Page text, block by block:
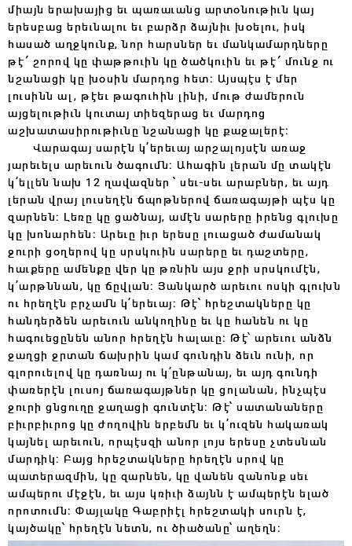
միայն երախայից եւ պառաւանց արտօնութիւն կայ
երեսբաց երեւնալու եւ բարձր ձայնիւ խօելու, իսկ
հասած աղջկունք, նոր հարսներ եւ մանկամարդները
թէ ՛ շորով կը փաթթուին կը ծածկուին եւ թէ ՛ մունջ ու
նշանացի կը խօսին մարդոց հետ։ Այսպէս է մեր
լուսինն ալ, թէեւ թագուհին լինի, մութ ժամերուն
այցելութիւն կուտայ տիեզերաց եւ մարդոց
աշխատասիրութիւնը նշանացի կը քաջալերէ։
Վարագայ սարէն կ՚երեւայ արշալոյսէն առաջ
յարեւելս արեւուն ծագումն։ Ահագին լերան մը տակէն
կ՚ելլեն նախ 12 ղավազներ ՝ սեւ-սեւ արաբներ, եւ այդ
լերան վրայ լուսեղէն ճպոթներով ճառագայթի պէս կը
զարնեն։ Լեռը կը ցածնայ, ամէն սարերը իրենց գլուխը
կը խոնարհեն։ Արեւը իւր երեսը լուացած ժամանակ
ջուրի ցօղերով կը սրսկուին սարերը եւ դաշտերը,
հաւքերը ամենքը վեր կը թռնին այս ջրի սրսկումէն,
կ՚արթննան, կը ճըվլան։ Յանկարծ արեւու ոսկի գլուխն
ու հրեղէն բրչամն կ՚երեւայ։ Թէ՝ հրեշտակները կը
հանդերձեն արեւուն անկողինը եւ կը հանեն ու կը
հագուեցընեն անոր հրեղէն հալաւը։ Թէ՝ արեւու անձն
ջաղցի ջրտան ճախրին կամ գունդին ձեւն ունի, որ
գլորուելով կը դառնայ ու կ՚ընթանայ, եւ այդ գունդի
փառերէն լուսոյ ճառագայթներ կը ցոլանան, ինչպէս
ջուրի ցնցուղը ջաղացի գունտէն։ Թէ՝ սատանաները
բիւրբիւրոց կը ժողովին երբեմն եւ կ՚ուզեն հակառակ
կայնել արեւուն, որպէսզի անոր լոյս երեսը չտեսնան
մարդիկ։ Բայց հրեշտակները հրեղէն սրով կը
պատերազմին, կը զարնեն, կը վանեն զանոնք սեւ
ամպերու մէջէն, եւ այս կռիւի ձայնն է ամպերէն ելած
որոտումն։ Փայլակը Գաբրիէլ հրեշտակի սուրն է,
կայծակը՝ հրեղէն նետն, ու ծիածանը՝ աղեղն։